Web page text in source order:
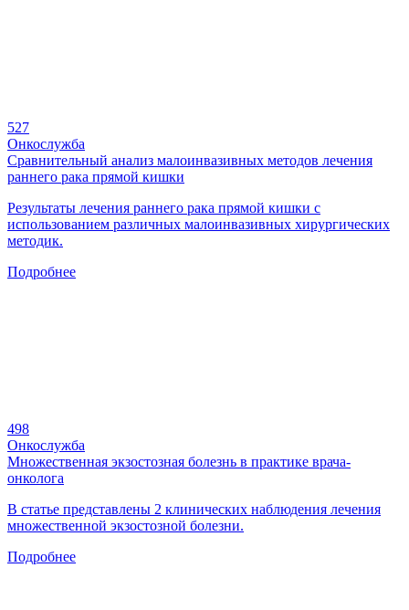
527
Онкослужба
Сравнительный анализ малоинвазивных методов лечения
раннего рака прямой кишки
Результаты лечения раннего рака прямой кишки с
использованием различных малоинвазивных хирургических
методик.
Подробнее
498
Онкослужба
Множественная экзостозная болезнь в практике врача-
онколога
В статье представлены 2 клинических наблюдения лечения
множественной экзостозной болезни.
Подробнее